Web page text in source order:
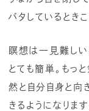
バタしているときこ
瞑想は一見難しい
とても簡単。もっ
然と自分自身と向
きるようになります